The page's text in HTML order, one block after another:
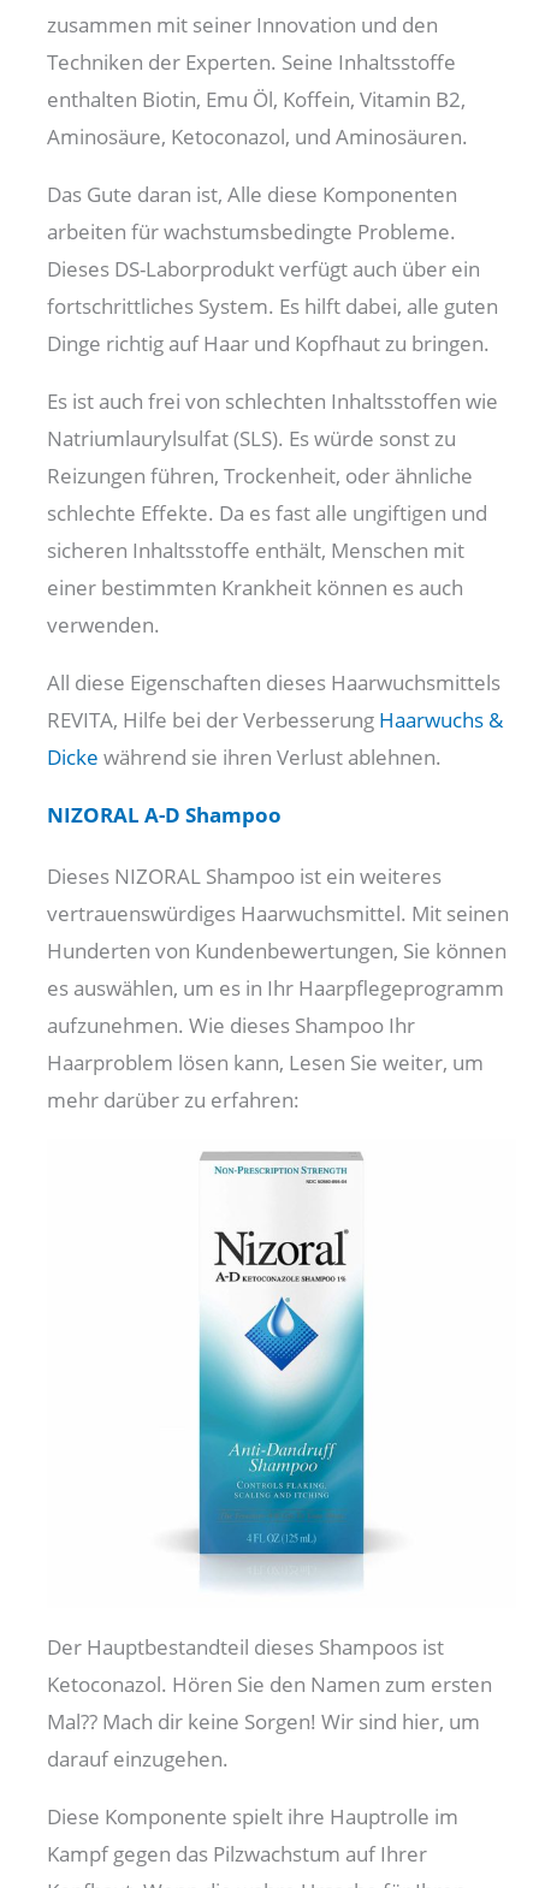
zusammen mit seiner Innovation und den
Techniken der Experten. Seine Inhaltsstoffe
enthalten Biotin, Emu Öl, Koffein, Vitamin B2,
Aminosäure, Ketoconazol, und Aminosäuren.
Das Gute daran ist, Alle diese Komponenten
arbeiten für wachstumsbedingte Probleme.
Dieses DS-Laborprodukt verfügt auch über ein
fortschrittliches System. Es hilft dabei, alle guten
Dinge richtig auf Haar und Kopfhaut zu bringen.
Es ist auch frei von schlechten Inhaltsstoffen wie
Natriumlaurylsulfat (SLS). Es würde sonst zu
Reizungen führen, Trockenheit, oder ähnliche
schlechte Effekte. Da es fast alle ungiftigen und
sicheren Inhaltsstoffe enthält, Menschen mit
einer bestimmten Krankheit können es auch
verwenden.
All diese Eigenschaften dieses Haarwuchsmittels
REVITA, Hilfe bei der Verbesserung Haarwuchs &
Dicke während sie ihren Verlust ablehnen.
NIZORAL A-D Shampoo
Dieses NIZORAL Shampoo ist ein weiteres
vertrauenswürdiges Haarwuchsmittel. Mit seinen
Hunderten von Kundenbewertungen, Sie können
es auswählen, um es in Ihr Haarpflegeprogramm
aufzunehmen. Wie dieses Shampoo Ihr
Haarproblem lösen kann, Lesen Sie weiter, um
mehr darüber zu erfahren:
Der Hauptbestandteil dieses Shampoos ist
Ketoconazol. Hören Sie den Namen zum ersten
Mal?? Mach dir keine Sorgen! Wir sind hier, um
darauf einzugehen.
Diese Komponente spielt ihre Hauptrolle im
Kampf gegen das Pilzwachstum auf Ihrer